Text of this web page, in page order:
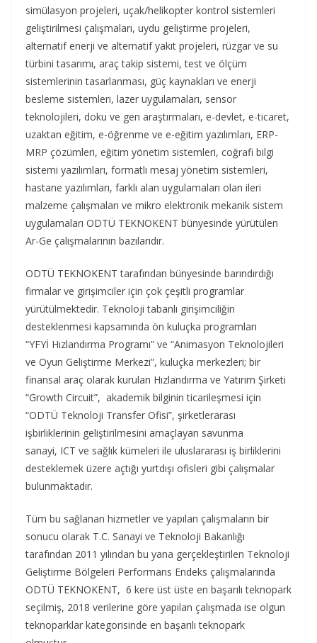
simülasyon projeleri, uçak/helikopter kontrol sistemleri
geliştirilmesi çalışmaları, uydu geliştirme projeleri,
alternatif enerji ve alternatif yakıt projeleri, rüzgar ve su
türbini tasarımı, araç takip sistemi, test ve ölçüm
sistemlerinin tasarlanması, güç kaynakları ve enerji
besleme sistemleri, lazer uygulamaları, sensor
teknolojileri, doku ve gen araştırmaları, e-devlet, e-ticaret,
uzaktan eğitim, e-öğrenme ve e-eğitim yazılımları, ERP-
MRP çözümleri, eğitim yönetim sistemleri, coğrafi bilgi
sistemi yazılımları, formatlı mesaj yönetim sistemleri,
hastane yazılımları, farklı alan uygulamaları olan ileri
malzeme çalışmaları ve mikro elektronik mekanik sistem
uygulamaları ODTÜ TEKNOKENT bünyesinde yürütülen
Ar-Ge çalışmalarının bazılarıdır.
ODTÜ TEKNOKENT tarafından bünyesinde barındırdığı
firmalar ve girişimciler için çok çeşitli programlar
yürütülmektedir. Teknoloji tabanlı girişimciliğin
desteklenmesi kapsamında ön kuluçka programları
“YFYİ Hızlandırma Programı” ve “Animasyon Teknolojileri
ve Oyun Geliştirme Merkezi”, kuluçka merkezleri; bir
finansal araç olarak kurulan Hızlandırma ve Yatırım Şirketi
“Growth Circuit”, akademik bilginin ticarileşmesi için
“ODTÜ Teknoloji Transfer Ofisi”, şirketlerarası
işbirliklerinin geliştirilmesini amaçlayan savunma
sanayi, ICT ve sağlık kümeleri ile uluslararası iş birliklerini
desteklemek üzere açtığı yurtdışı ofisleri gibi çalışmalar
bulunmaktadır.
Tüm bu sağlanan hizmetler ve yapılan çalışmaların bir
sonucu olarak T.C. Sanayi ve Teknoloji Bakanlığı
tarafından 2011 yılından bu yana gerçekleştirilen Teknoloji
Geliştirme Bölgeleri Performans Endeks çalışmalarında
ODTÜ TEKNOKENT, 6 kere üst üste en başarılı teknopark
seçilmiş, 2018 verilerine göre yapılan çalışmada ise olgun
teknoparklar kategorisinde en başarılı teknopark